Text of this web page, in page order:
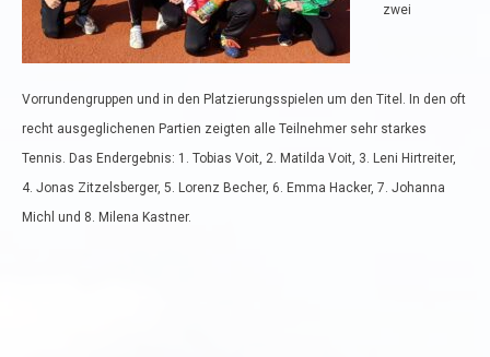
zwei
Vorrundengruppen und in den Platzierungsspielen um den Titel. In den oft
recht ausgeglichenen Partien zeigten alle Teilnehmer sehr starkes
Tennis. Das Endergebnis: 1. Tobias Voit, 2. Matilda Voit, 3. Leni Hirtreiter,
4. Jonas Zitzelsberger, 5. Lorenz Becher, 6. Emma Hacker, 7. Johanna
Michl und 8. Milena Kastner.